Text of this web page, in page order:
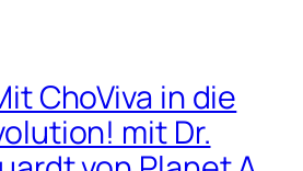
ChoViva in die
mit Dr.